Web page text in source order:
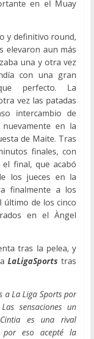
en el Muay
y definitivo round,
elevaron aun más
una y otra vez
con una gran
perfecto. La
vez las patadas
intercambio de
en la
de Maite. Tras
finales, con
final, que acabó
los jueces en la
finalmente a los
último de los cinco
en el Àngel
tras la pelea, y
aLaLigaSports tras
a La Liga Sports por
sensaciones un
Cintia es una rival
eso acepté la